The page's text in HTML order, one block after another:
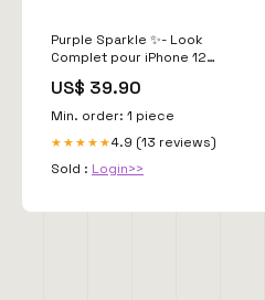
Purple Sparkle ✨- Look
Complet pour iPhone 12
US$ 39.90
Min. order: 1 piece
★★★★★4.9 (13 reviews)
Sold : Login>>